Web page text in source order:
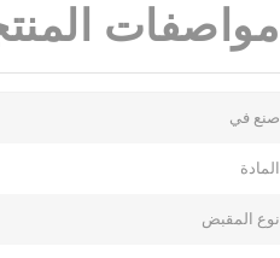
مواصفات
صنع في
المادة
نوع المقبض